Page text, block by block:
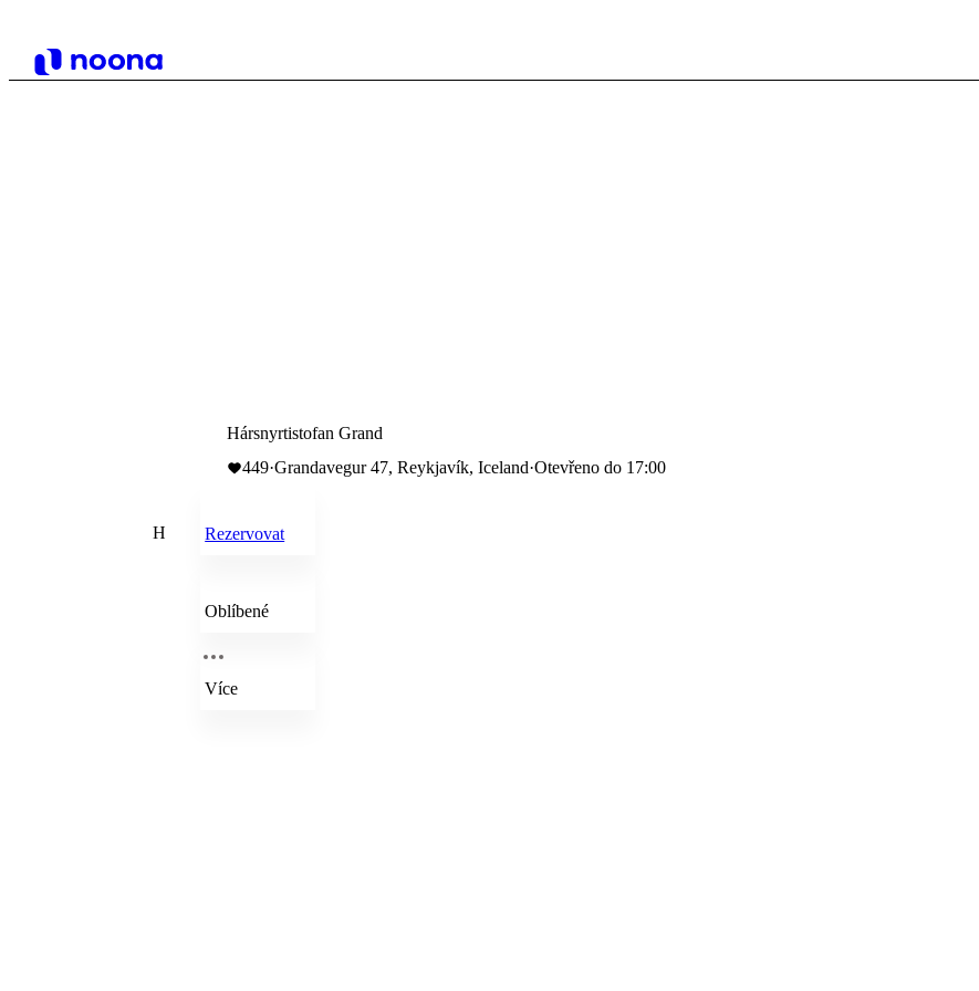
H
Hársnyrtistofan Grand
449·Grandavegur 47, Reykjavík, Iceland·Otevřeno do 17:00
Rezervovat
Oblíbené
Více